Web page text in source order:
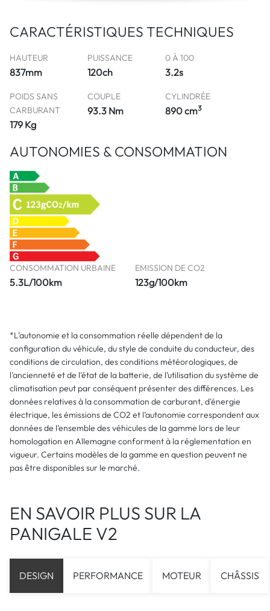
CARACTÉRISTIQUES TECHNIQUES
HAUTEUR
837mm
PUISSANCE
120ch
0 À 100
3.2s
POIDS SANS
CARBURANT
179 Kg
COUPLE
93.3 Nm
CYLINDRÉE
890 cm3
AUTONOMIES & CONSOMMATION
CONSOMMATION URBAINE
5.3L/100km
EMISSION DE CO2
123g/100km
*L’autonomie et la consommation réelle dépendent de la
configuration du véhicule, du style de conduite du conducteur, des
conditions de circulation, des conditions météorologiques, de
l’ancienneté et de l’état de la batterie, de l’utilisation du système de
climatisation peut par conséquent présenter des différences. Les
données relatives à la consommation de carburant, d'énergie
électrique, les émissions de CO2 et l’autonomie correspondent aux
données de l’ensemble des véhicules de la gamme lors de leur
homologation en Allemagne conforment à la réglementation en
vigueur. Certains modèles de la gamme en question peuvent ne
pas être disponibles sur le marché.
EN SAVOIR PLUS SUR LA
PANIGALE V2
DESIGN PERFORMANCE MOTEUR CHÂSSIS